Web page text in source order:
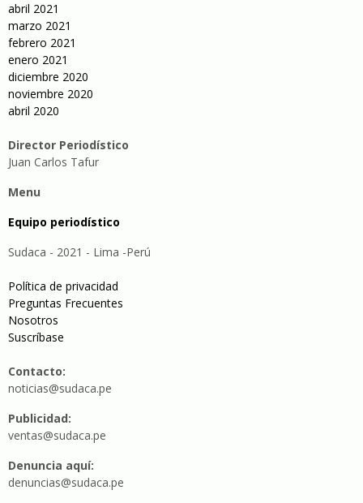
abril 2021
marzo 2021
febrero 2021
enero 2021
diciembre 2020
noviembre 2020
abril 2020
Director Periodístico
Juan Carlos Tafur
Menu
Equipo periodístico
Sudaca - 2021 - Lima -Perú
Política de privacidad
Preguntas Frecuentes
Nosotros
Suscríbase
Contacto:
noticias@sudaca.pe
Publicidad:
ventas@sudaca.pe
Denuncia aquí:
denuncias@sudaca.pe